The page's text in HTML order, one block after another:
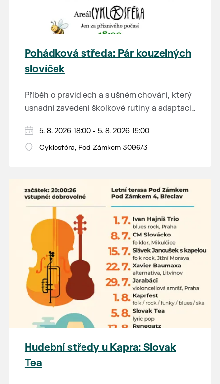
Pohádková středa: Pár kouzelných
slovíček
Příběh o pravidlech a slušném chování, který
usnadní zavedení školkové rutiny a adaptaci
Hraje se jen za příznivého počasí.
Vstupné dobrovolné.
5. 8. 2026 18:00 - 5. 8. 2026 19:00
Cyklosféra, Pod Zámkem 3096/3
Hudební středy u Kapra: Slovak
Tea